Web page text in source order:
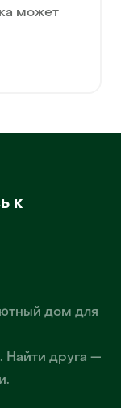
может
к
дом для
Найти друга —